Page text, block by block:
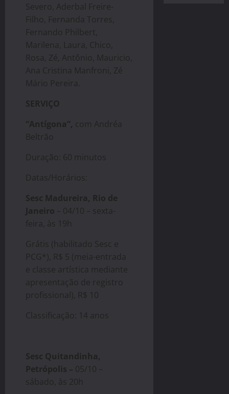
Severo, Aderbal Freire-
Filho, Fernanda Torres,
Fernando Philbert,
Marilena, Laura, Chico,
Rosa, Zé, Antônio, Mauricio,
Ana Cristina Manfroni, Zé
Mário Pereira.
SERVIÇO
“Antígona”, com Andréa
Beltrão
Duração: 60 minutos
Datas/Horários:
Sesc Madureira, Rio de
Janeiro – 04/10 – sexta-
feira, às 19h
Grátis (habilitado Sesc e
PCG*), R$ 5 (meia-entrada
e classe artística mediante
apresentação de registro
profissional), R$ 10
Classificação: 14 anos
Sesc Quitandinha,
Petrópolis – 05/10 –
sábado, às 20h